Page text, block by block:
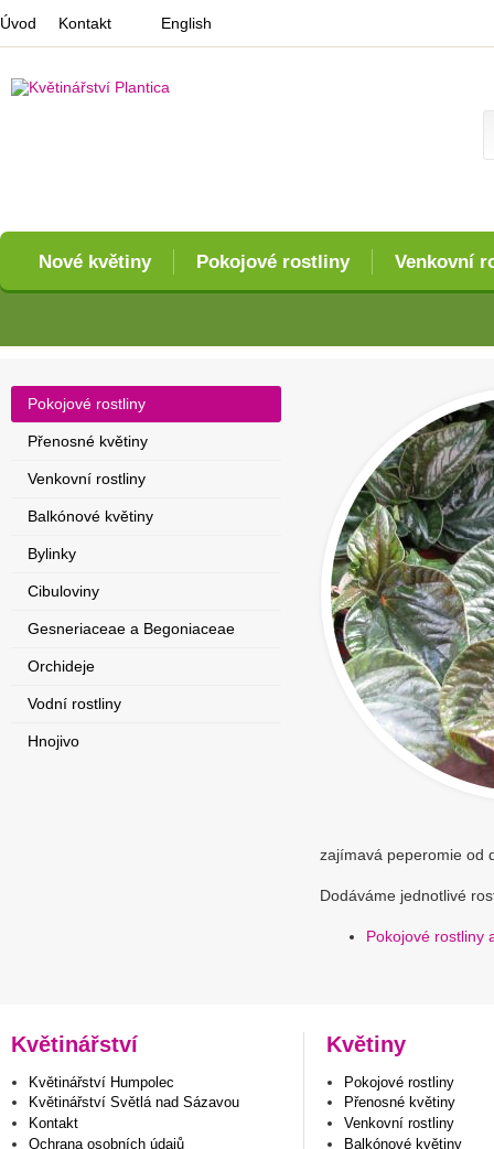
Nové květiny Pokojové rostliny Venkovní
Úvod Kontakt English
zajímavá peperomie od
Dodáváme jednotlivé
Pokojové rostliny
Pokojové rostliny
Přenosné květiny
Venkovní rostliny
Balkónové květiny
Bylinky
Cibuloviny
Gesneriaceae a Begoniaceae
Orchideje
Vodní rostliny
Hnojivo
Květinářství
Květinářství Humpolec
Květinářství Světlá nad Sázavou
Kontakt
Ochrana osobních údajů
Květiny
Pokojové rostliny
Přenosné květiny
Venkovní rostliny
Balkónové květiny